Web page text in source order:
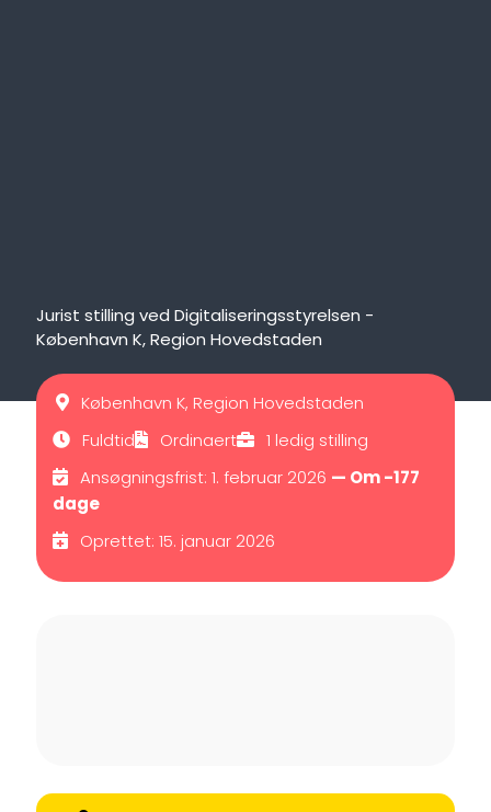
Jurist stilling ved Digitaliseringsstyrelsen -
København K, Region Hovedstaden
København K, Region Hovedstaden
Fuldtid
Ordinaert
1 ledig stilling
Ansøgningsfrist: 1. februar 2026 — Om -177
dage
Oprettet: 15. januar 2026